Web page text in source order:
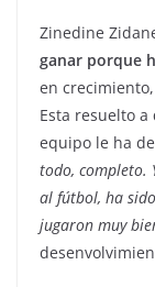
Zinedine
ganar porque
en
Esta resuelto
equipo le ha
todo, completo.
al fútbol, ha
jugaron muy